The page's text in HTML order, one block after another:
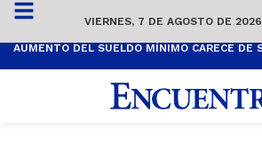
VIERNES, 7 DE AGOSTO DE 2026